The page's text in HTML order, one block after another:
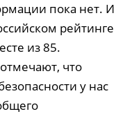
пока нет. И
рейтинге
из 85.
что
у нас